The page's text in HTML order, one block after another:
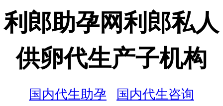
利郎助孕网利郎私人
供卵代生产子机构
国内代生助孕
国内代生咨询